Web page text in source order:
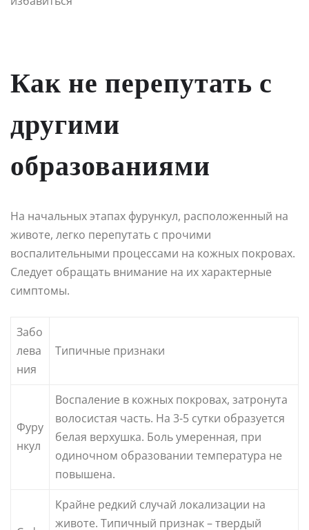
Как не перепутать с
другими
образованиями
На начальных этапах фурункул, расположенный на
животе, легко перепутать с прочими
воспалительными процессами на кожных покровах.
Следует обращать внимание на их характерные
симптомы.
Забо
лева
ния
Типичные признаки
Фуру
нкул
Воспаление в кожных покровах, затронута
волосистая часть. На 3-5 сутки образуется
белая верхушка. Боль умеренная, при
одиночном образовании температура не
повышена.
Крайне редкий случай локализации на
животе. Типичный признак – твердый